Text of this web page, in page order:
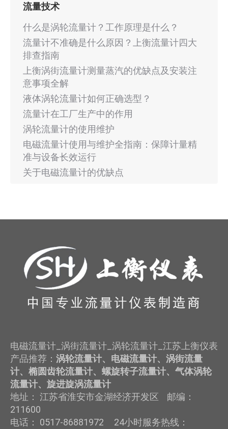
流量技术
什么是涡轮流量计？工作原理是什么？
流量计不准确是什么原因？上衡流量计四大
排查指南
上衡涡街流量计测量蒸汽的优缺点及安装注
意事项全解
液体涡轮流量计如何正确选型？
流量计在工厂生产中的作用
涡轮流量计的使用维护
电磁流量计使用与维护全指南：保障计量精
准与设备长效运行
关于电磁流量计的优缺点
电磁流量计_涡街流量计_涡轮流量计_江苏上衡仪表
产品推荐： 涡轮流量计、电磁流量计、涡街流量
计、椭圆齿轮流量计、螺旋转子流量计、气体涡轮
流量计、旋进旋涡流量计
地址： 江苏省淮安市金湖经济开发区 邮编：
211600
电话： 0517-86881972 24小时服务热线：